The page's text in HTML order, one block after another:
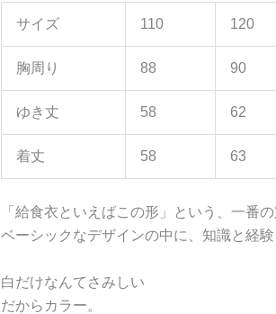
サイズ 110 120
胸周り 88 90
ゆき丈 58 62
着丈 58 63
「給食衣といえばこの形」という、一番
ベーシックなデザインの中に、知識と経
白だけなんてさみしい
だからカラー。